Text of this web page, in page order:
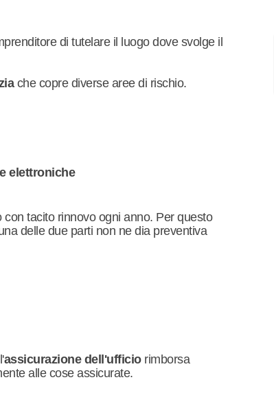
di tutelare il luogo dove svolge il
che copre diverse aree di rischio.
elettroniche
tacito rinnovo ogni anno. Per questo
delle due parti non ne dia preventiva
assicurazione dell'ufficiorimborsa
alle cose assicurate.